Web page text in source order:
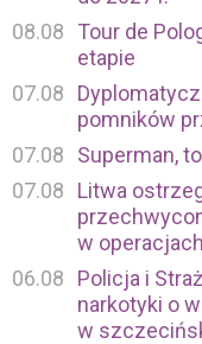
08.08
Tour de
etapie
07.08
pomników
07.08
Superman,
07.08
Litwa
w
06.08
Policja i
narkotyki o
w